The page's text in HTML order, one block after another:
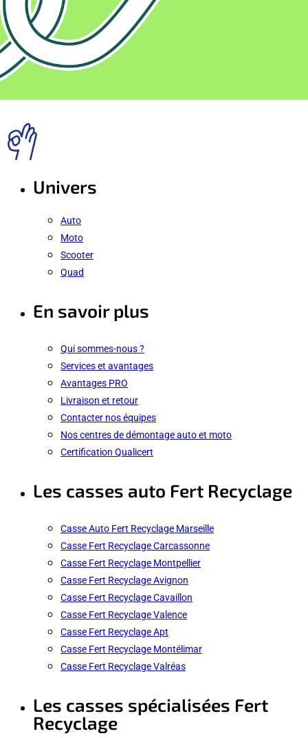
Univers
Auto
Moto
Scooter
Quad
En savoir plus
Qui sommes-nous ?
Services et avantages
Avantages PRO
Livraison et retour
Contacter nos équipes
Nos centres de démontage auto et moto
Certification Qualicert
Les casses auto Fert Recyclage
Casse Auto Fert Recyclage Marseille
Casse Fert Recyclage Carcassonne
Casse Fert Recyclage Montpellier
Casse Fert Recyclage Avignon
Casse Fert Recyclage Cavaillon
Casse Fert Recyclage Valence
Casse Fert Recyclage Apt
Casse Fert Recyclage Montélimar
Casse Fert Recyclage Valréas
Les casses spécialisées Fert
Recyclage